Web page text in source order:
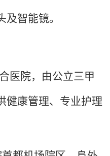
智能镜。
医院，由公立三甲
健康管理、专业护理